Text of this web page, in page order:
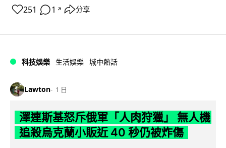
251 1 ↗ 分享
科技娛樂 生活娛樂 城中熱話
Lawton 1 日
澤連斯基怒斥俄軍「人肉狩獵」 無人機
追殺烏克蘭小販近 40 秒仍被炸傷